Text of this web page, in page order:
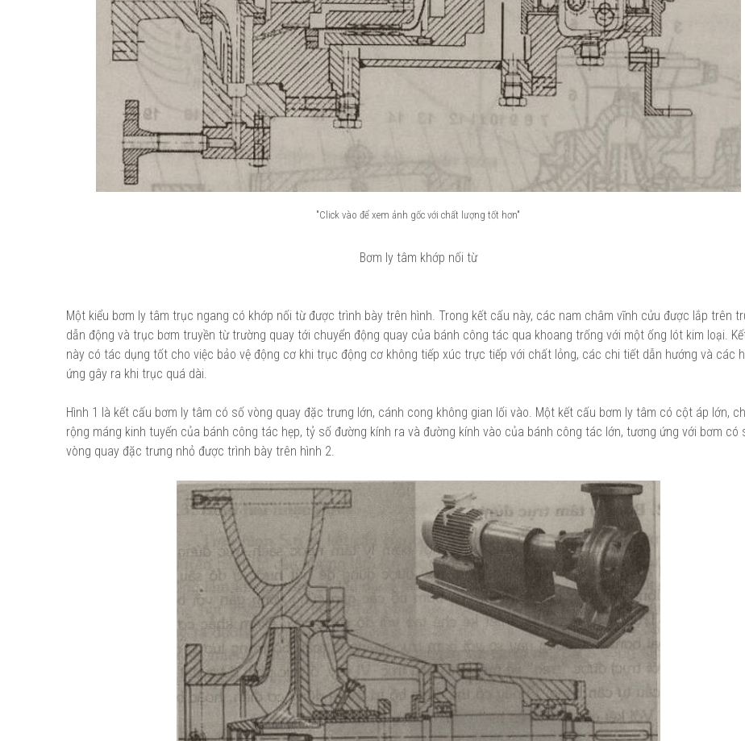
"Click vào để xem ảnh gốc với chất lượng tốt hơn"
Bơm ly tâm khớp nối từ
Một kiểu bơm ly tâm trục ngang có khớp nối từ được trình bày trên hình. Trong kết cấu này, các nam châm vĩnh cửu được lắp trên
dẫn động và trục bơm truyền từ trường quay tới chuyển động quay của bánh công tác qua khoang trống với một ống lót kim loại.
này có tác dụng tốt cho việc bảo vệ động cơ khi trục động cơ không tiếp xúc trực tiếp với chất lỏng, các chi tiết dẫn hướng và các
ứng gây ra khi trục quá dài.
Hình 1 là kết cấu bơm ly tâm có số vòng quay đặc trưng lớn, cánh cong không gian lối vào. Một kết cấu bơm ly tâm có cột áp lớn,
rộng máng kinh tuyến của bánh công tác hẹp, tỷ số đường kính ra và đường kính vào của bánh công tác lớn, tương ứng với bơm có
vòng quay đặc trưng nhỏ được trình bày trên hình 2.